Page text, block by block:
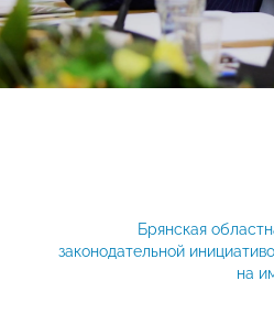
Брянская
законодательной
на